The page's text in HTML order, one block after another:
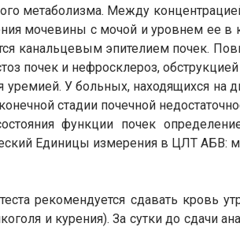
метаболизма. Между
мочевины с мочой и уровнем ее в
канальцевым эпителием почек.
почек и нефросклероз,
уремией. У больных, находящихся на
стадии почечной
функции почек
Единицы измерения в ЦЛТ АБВ:
рекомендуется сдавать кровь
и курения). За сутки до сдачи